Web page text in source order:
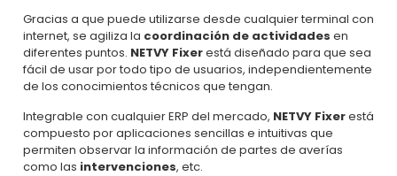
Gracias a que puede utilizarse desde cualquier terminal con
internet, se agiliza la coordinación de actividades en
diferentes puntos. NETVY Fixerestá diseñado para que sea
fácil de usar por todo tipo de usuarios, independientemente
de los conocimientos técnicos que tengan.
Integrable con cualquier ERP del mercado, NETVY Fixerestá
compuesto por aplicaciones sencillas e intuitivas que
permiten observar la información de partes de averías
como las intervenciones, etc.